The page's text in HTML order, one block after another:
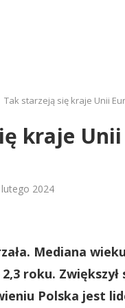
Tak starzeją się kraje Unii
kraje
2024
Mediana
roku.
Polska jest